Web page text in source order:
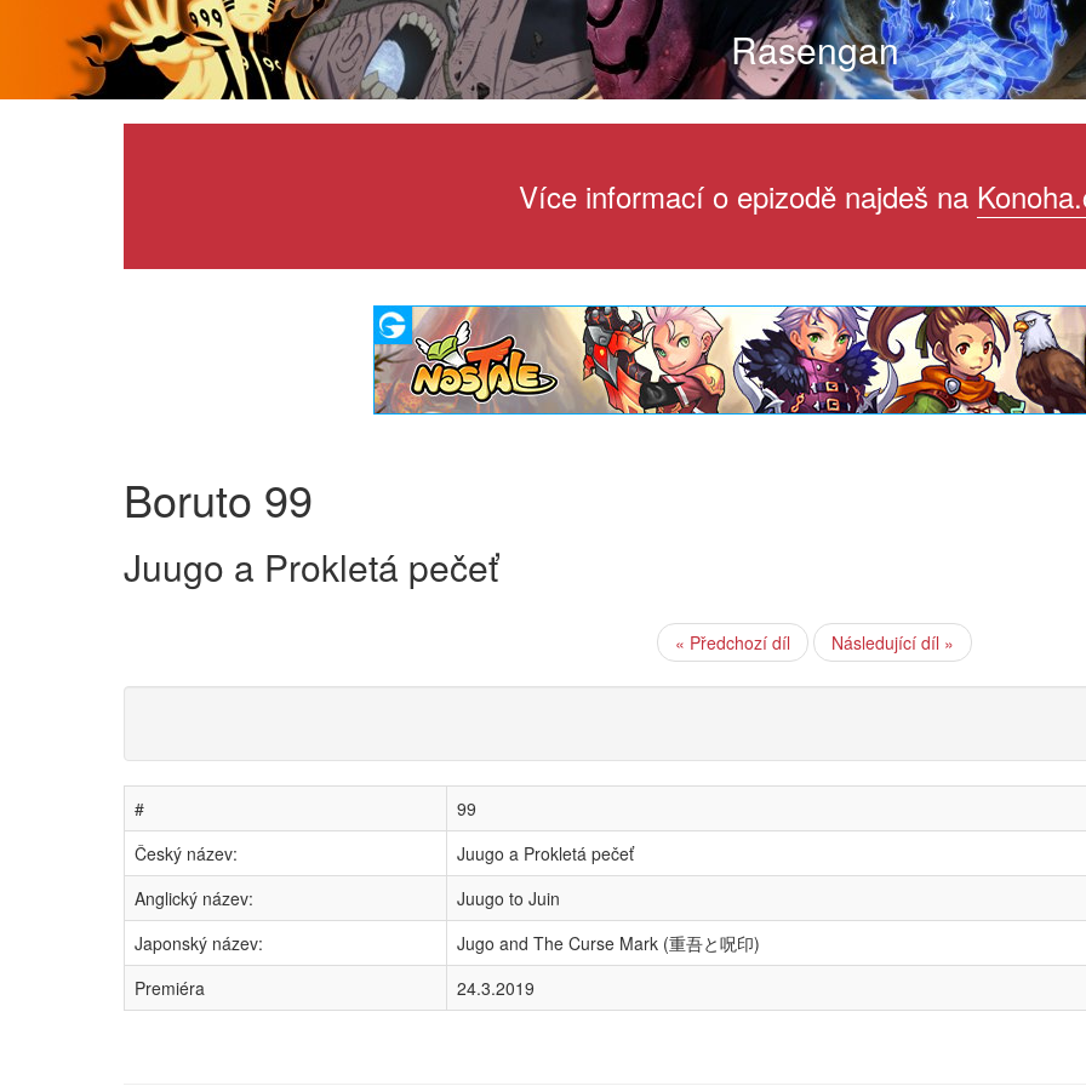
Rasengan
Více informací o epizodě najdeš na
Boruto 99
Juugo a Prokletá pečeť
« Předchozí díl Následující díl »
#
99
Český název:
Juugo a Prokletá pečeť
Anglický název:
Juugo to Juin
Japonský název:
Jugo and The Curse Mark (重吾と呪印)
Premiéra
24.3.2019